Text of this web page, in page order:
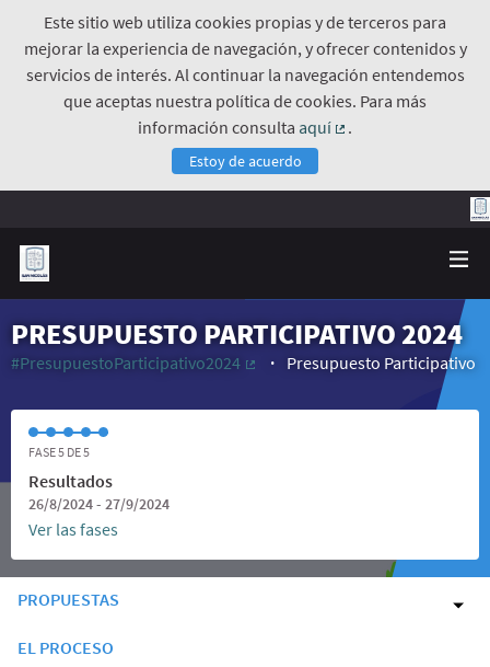
Este sitio web utiliza cookies propias y de terceros para
mejorar la experiencia de navegación, y ofrecer contenidos y
servicios de interés. Al continuar la navegación entendemos
que aceptas nuestra política de cookies. Para más
información consulta aquí
.
Estoy de acuerdo
PRESUPUESTO PARTICIPATIVO 2024
#PresupuestoParticipativo2024
Presupuesto Participativo
FASE 5 DE 5
Resultados
26/8/2024 - 27/9/2024
Ver las fases
PROPUESTAS
EL PROCESO